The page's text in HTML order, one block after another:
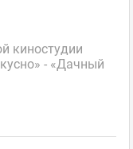
киностудии
- «Дачный